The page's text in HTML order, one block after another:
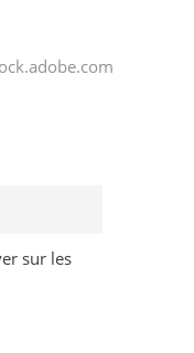
sur les